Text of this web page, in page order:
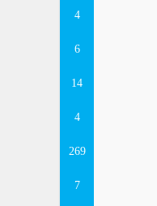
4
6
14
4
269
7